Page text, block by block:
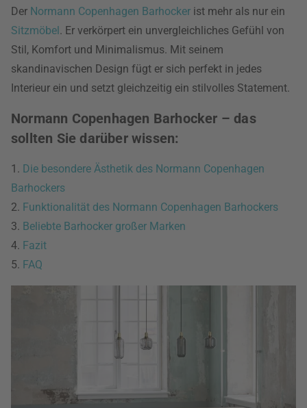
Der Normann Copenhagen Barhocker ist mehr als nur ein
Sitzmöbel. Er verkörpert ein unvergleichliches Gefühl von
Stil, Komfort und Minimalismus. Mit seinem
skandinavischen Design fügt er sich perfekt in jedes
Interieur ein und setzt gleichzeitig ein stilvolles Statement.
Normann Copenhagen Barhocker – das
sollten Sie darüber wissen:
1. Die besondere Ästhetik des Normann Copenhagen
Barhockers
2. Funktionalität des Normann Copenhagen Barhockers
3. Beliebte Barhocker großer Marken
4. Fazit
5. FAQ